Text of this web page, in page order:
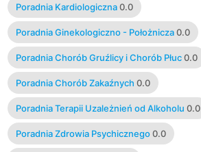
Poradnia Kardiologiczna 0.0
Poradnia Ginekologiczno - Położnicza 0.0
Poradnia Chorób Gruźlicy i Chorób Płuc 0.0
Poradnia Chorób Zakaźnych 0.0
Poradnia Terapii Uzależnień od Alkoholu 0.0
Poradnia Zdrowia Psychicznego 0.0